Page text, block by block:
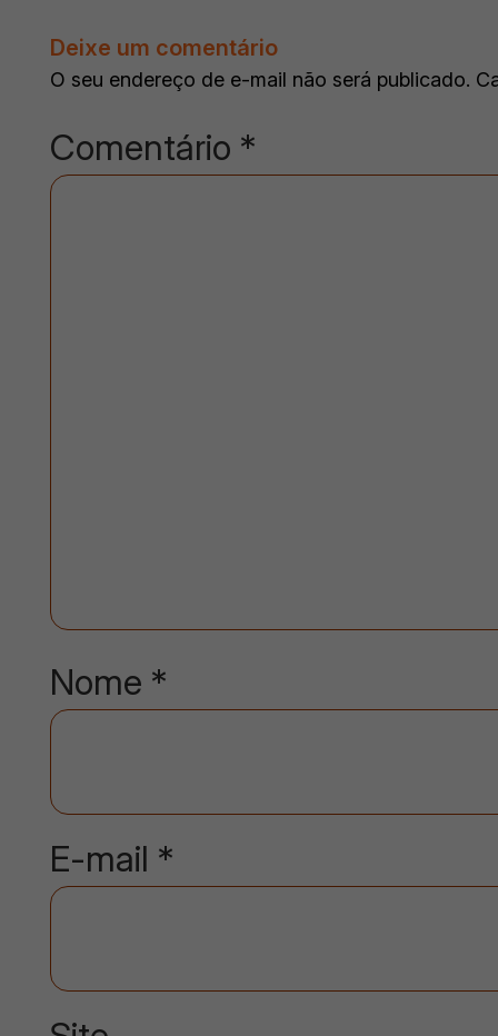
Deixe um comentário
O seu endereço de e-mail não será publicado.
Comentário *
Nome *
E-mail *